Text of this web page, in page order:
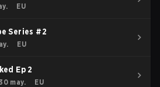
EU
Series #2
EU
Ep 2
may. EU